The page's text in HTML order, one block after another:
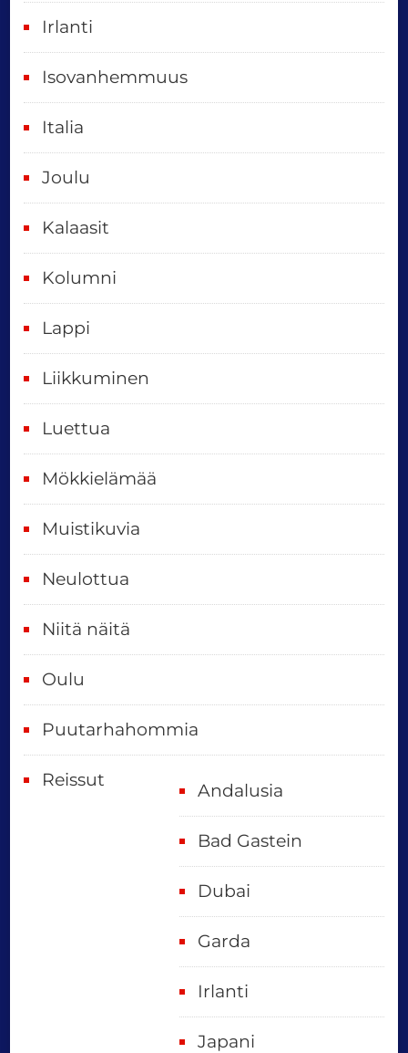
o
e
t
,
i
k
k
p
ä
ä
t
Irlanti
Isovanhemmuus
Italia
Joulu
Kalaasit
Kolumni
Lappi
Liikkuminen
Luettua
Mökkielämää
Muistikuvia
Neulottua
Niitä näitä
Oulu
Puutarhahommia
Reissut
Andalusia
Bad Gastein
Dubai
Garda
Irlanti
Japani